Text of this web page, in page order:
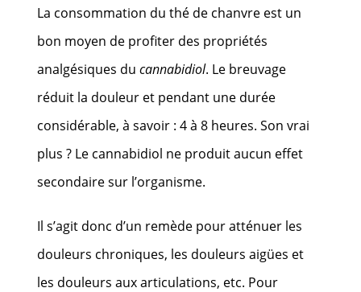
La consommation du thé de chanvre est un
bon moyen de profiter des propriétés
analgésiques ducannabidiol. Le breuvage
réduit la douleur et pendant une durée
considérable, à savoir : 4 à 8 heures. Son vrai
plus ? Le cannabidiol ne produit aucun effet
secondaire sur l’organisme.
Il s’agit donc d’un remède pour atténuer les
douleurs chroniques, les douleurs aigües et
les douleurs aux articulations, etc. Pour